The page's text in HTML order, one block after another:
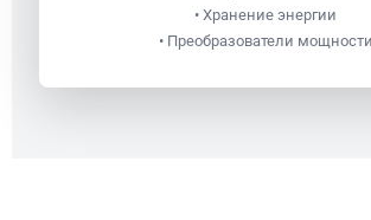
• Хранение энергии
• Преобразователи мощности